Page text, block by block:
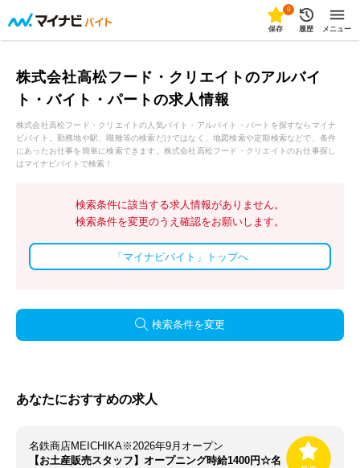
0
保存 履歴 メニュー
株式会社高松フード・クリエイトのアルバイ
ト・バイト・パートの求人情報
株式会社高松フード・クリエイトの人気バイト・アルバイト・パートを探すならマイナ
ビバイト。勤務地や駅、職種等の検索だけではなく、地図検索や定期検索などで、条件
にあったお仕事を簡単に検索できます。株式会社高松フード・クリエイトのお仕事探し
はマイナビバイトで検索！
検索条件に該当する求人情報がありません。
検索条件を変更のうえ確認をお願いします。
「マイナビバイト」トップへ
検索条件を変更
あなたにおすすめの求人
名鉄商店MEICHIKA※2026年9月オープン
【お土産販売スタッフ】オープニング時給1400円☆名